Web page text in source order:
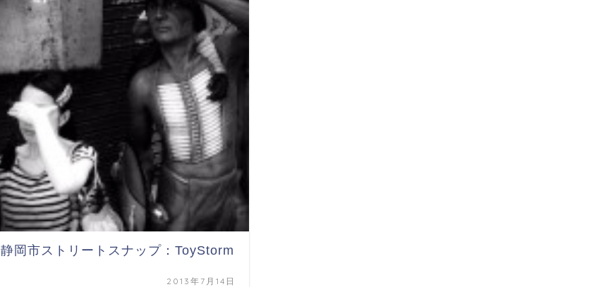
静岡市ストリートスナップ：ToyStorm
2013年7月14日